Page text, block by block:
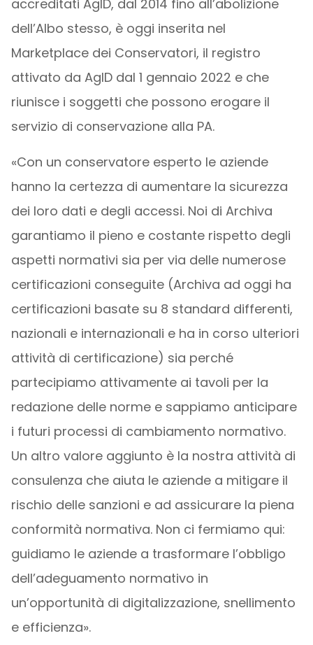
accreditati AgID, dal 2014 fino all’abolizione
dell’Albo stesso, è oggi inserita nel
Marketplace dei Conservatori, il registro
attivato da AgID dal 1 gennaio 2022 e che
riunisce i soggetti che possono erogare il
servizio di conservazione alla PA.
«Con un conservatore esperto le aziende
hanno la certezza di aumentare la sicurezza
dei loro dati e degli accessi. Noi di Archiva
garantiamo il pieno e costante rispetto degli
aspetti normativi sia per via delle numerose
certificazioni conseguite (Archiva ad oggi ha
certificazioni basate su 8 standard differenti,
nazionali e internazionali e ha in corso ulteriori
attività di certificazione) sia perché
partecipiamo attivamente ai tavoli per la
redazione delle norme e sappiamo anticipare
i futuri processi di cambiamento normativo.
Un altro valore aggiunto è la nostra attività di
consulenza che aiuta le aziende a mitigare il
rischio delle sanzioni e ad assicurare la piena
conformità normativa. Non ci fermiamo qui:
guidiamo le aziende a trasformare l’obbligo
dell’adeguamento normativo in
un’opportunità di digitalizzazione, snellimento
e efficienza».